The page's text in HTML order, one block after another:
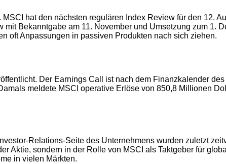
hat den nächsten regulären Index Review für den 12.
Bekanntgabe am 11. November und Umsetzung zum 1.
oft Anpassungen in passiven Produkten nach sich ziehen.
Der Earnings Call ist nach dem Finanzkalender
meldete MSCI operative Erlöse von 850,8 Millionen
Relations-Seite des Unternehmens wurden zuletzt
Aktie, sondern in der Rolle von MSCI als Taktgeber für
in vielen Märkten.
2